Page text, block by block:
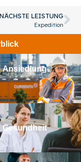
NÄCHSTE LEISTUNG
Expedition
Ansiedlung
Gesundheit